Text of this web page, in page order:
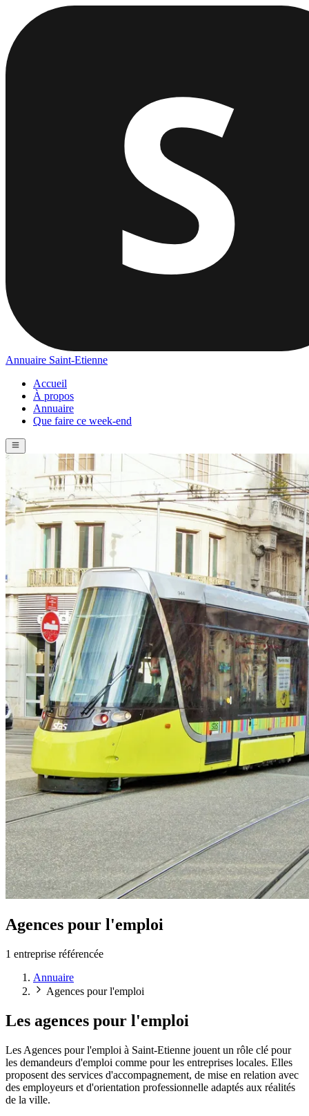
Annuaire Saint-Etienne
Accueil
À propos
Annuaire
Que faire ce week-end
Agences pour l'emploi
1 entreprise référencée
Annuaire
Agences pour l'emploi
Les agences pour l'emploi
Les Agences pour l'emploi à Saint-Etienne jouent un rôle clé pour
les demandeurs d'emploi comme pour les entreprises locales. Elles
proposent des services d'accompagnement, de mise en relation avec
des employeurs et d'orientation professionnelle adaptés aux réalités
de la ville.